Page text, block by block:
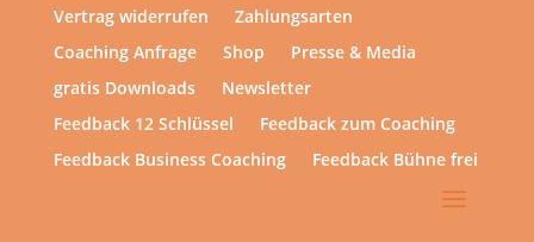
Vertrag widerrufen
Zahlungsarten
Coaching Anfrage
Shop
Presse & Media
gratis Downloads
Newsletter
Feedback 12 Schlüssel
Feedback zum Coaching
Feedback Business Coaching
Feedback Bühne frei